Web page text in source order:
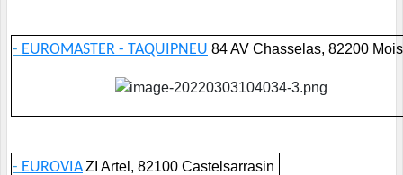
- EUROMASTER - TAQUIPNEU 84 AV Chasselas, 82200
- EUROVIAZI Artel, 82100 Castelsarrasin